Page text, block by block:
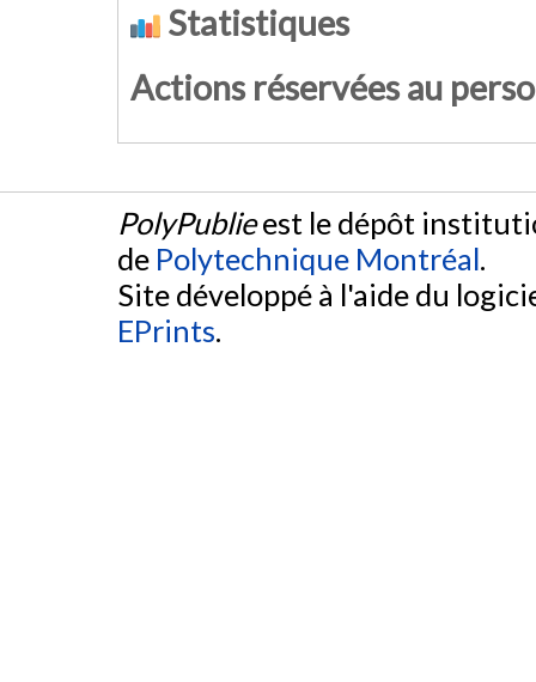
Statistiques
Actions réservées au
PolyPublieest le dépôt
de Polytechnique Montréal.
Site développé à l'aide du
EPrints.